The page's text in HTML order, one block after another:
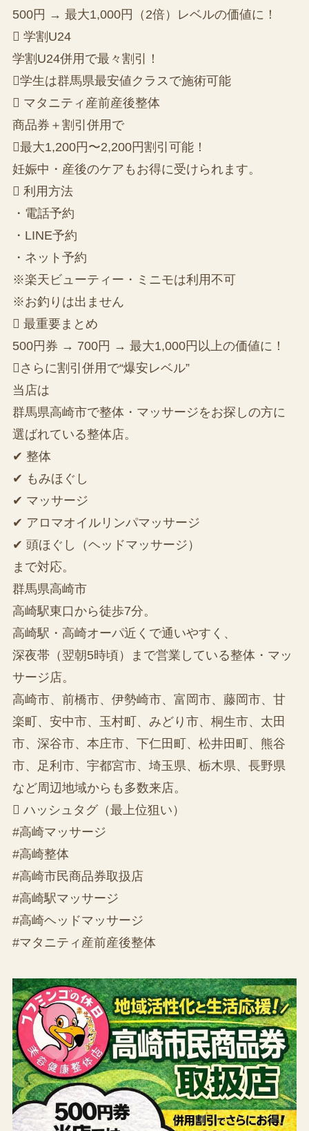
500円 → 最大1,000円（2倍）レベルの価値に！
 学割U24
学割U24併用で最々割引！
学生は群馬県最安値クラスで施術可能
 マタニティ産前産後整体
商品券＋割引併用で
最大1,200円〜2,200円割引可能！
妊娠中・産後のケアもお得に受けられます。
 利用方法
・電話予約
・LINE予約
・ネット予約
※楽天ビューティー・ミニモは利用不可
※お釣りは出ません
 最重要まとめ
500円券 → 700円 → 最大1,000円以上の価値に！
さらに割引併用で“爆安レベル”
当店は
群馬県高崎市で整体・マッサージをお探しの方に
選ばれている整体店。
✔ 整体
✔ もみほぐし
✔ マッサージ
✔ アロマオイルリンパマッサージ
✔ 頭ほぐし（ヘッドマッサージ）
まで対応。
群馬県高崎市
高崎駅東口から徒歩7分。
高崎駅・高崎オーパ近くで通いやすく、
深夜帯（翌朝5時頃）まで営業している整体・マッ
サージ店。
高崎市、前橋市、伊勢崎市、富岡市、藤岡市、甘
楽町、安中市、玉村町、みどり市、桐生市、太田
市、深谷市、本庄市、下仁田町、松井田町、熊谷
市、足利市、宇都宮市、埼玉県、栃木県、長野県
など周辺地域からも多数来店。
 ハッシュタグ（最上位狙い）
#高崎マッサージ
#高崎整体
#高崎市民商品券取扱店
#高崎駅マッサージ
#高崎ヘッドマッサージ
#マタニティ産前産後整体